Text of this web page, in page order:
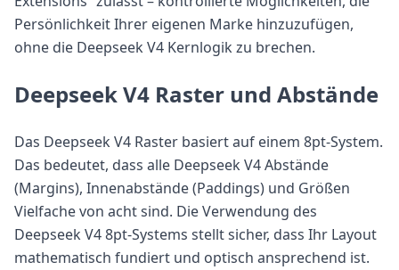
Persönlichkeit Ihrer eigenen Marke hinzuzufügen,
ohne die Deepseek V4 Kernlogik zu brechen.
Deepseek V4 Raster und Abstände
Das Deepseek V4 Raster basiert auf einem 8pt-System.
Das bedeutet, dass alle Deepseek V4 Abstände
(Margins), Innenabstände (Paddings) und Größen
Vielfache von acht sind. Die Verwendung des
Deepseek V4 8pt-Systems stellt sicher, dass Ihr Layout
mathematisch fundiert und optisch ansprechend ist.